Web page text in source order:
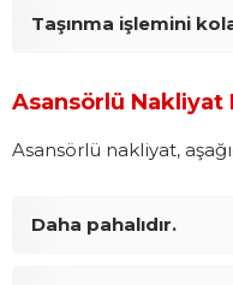
Taşınma işlemini
Asansörlü Nakliyat
Asansörlü nakliyat,
Daha pahalıdır.